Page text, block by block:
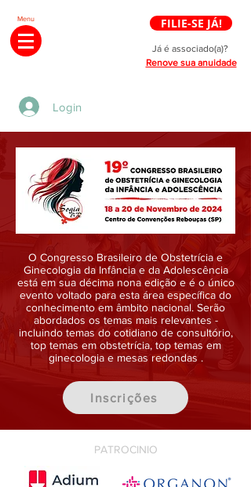
Menu FILIE-SE JÁ!
Já é associado(a)?
Renove sua anuidade
Login
O Congresso Brasileiro de Obstetrícia e
Ginecologia da Infância e da Adolescência
está em sua décima nona edição e é o único
evento voltado para esta área específica do
conhecimento em âmbito nacional. Serão
abordados os temas mais relevantes -
incluindo temas do cotidiano de consultório,
top temas em obstetrícia, top temas em
ginecologia e mesas redondas .
Inscrições
PATROCINIO